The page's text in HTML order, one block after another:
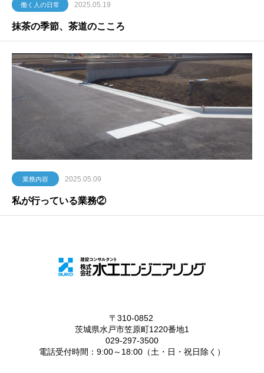
働く人の日常 2025.05.19
抹茶の季節、茶道のこころ
業務内容 2025.05.09
私が行っている業務②